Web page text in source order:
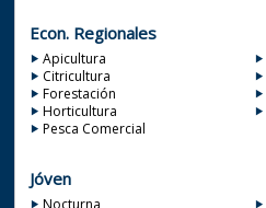
Econ. Regionales
Apicultura
Citricultura
Forestación
Horticultura
Pesca Comercial
Jóven
Nocturna